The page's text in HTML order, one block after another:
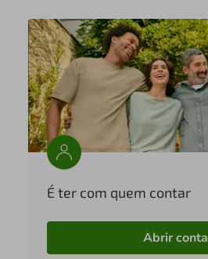
É ter com quem contar
Abrir conta